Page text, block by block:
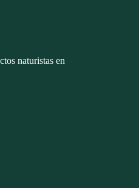
naturistas en